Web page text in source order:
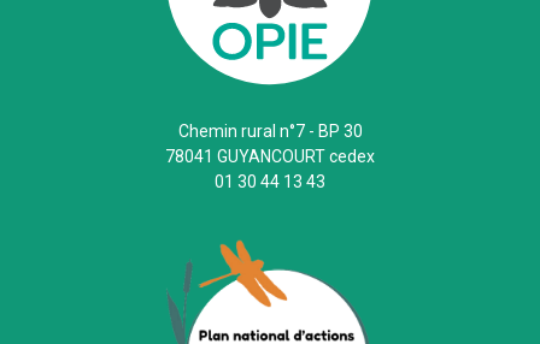
Chemin rural n°7 - BP 30
78041 GUYANCOURT cedex
01 30 44 13 43